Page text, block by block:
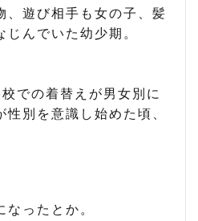
、遊び相手も女の子、髪
んでいた幼少期。
での着替えが男女別に
別を意識し始めた頃、
ったとか。